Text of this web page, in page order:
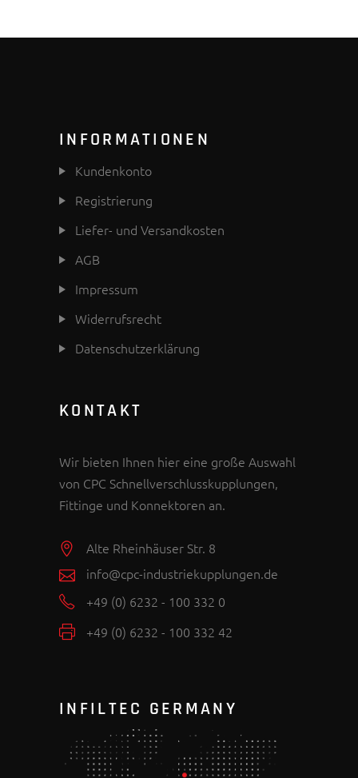
INFORMATIONEN
Kundenkonto
Registrierung
Liefer- und Versandkosten
AGB
Impressum
Widerrufsrecht
Datenschutzerklärung
KONTAKT
Wir bieten Ihnen hier eine große Auswahl
von CPC Schnellverschlusskupplungen,
Fittinge und Konnektoren an.
Alte Rheinhäuser Str. 8
info@cpc-industriekupplungen.de
+49 (0) 6232 - 100 332 0
+49 (0) 6232 - 100 332 42
INFILTEC GERMANY